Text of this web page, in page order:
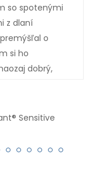
so spotenými
z dlaní
o
si ho
dobrý,
kvapka
Sensitive